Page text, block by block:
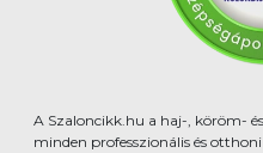
A Szaloncikk.hu a haj-, köröm-
minden professzionális és